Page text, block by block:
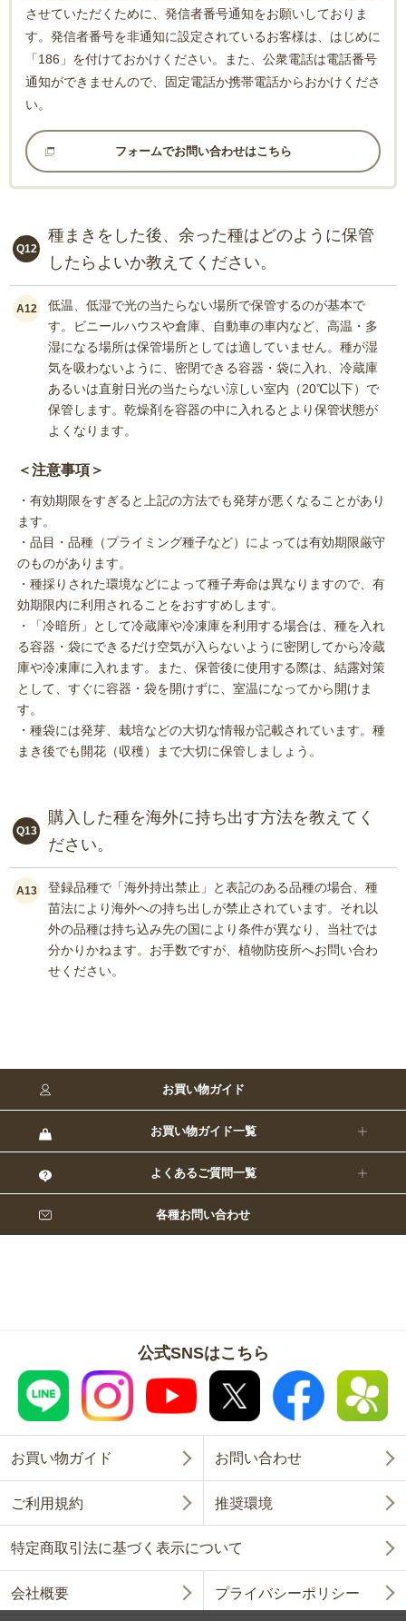
させていただくために、発信者番号通知をお願いしておりま
す。発信者番号を非通知に設定されているお客様は、はじめに
「186」を付けておかけください。また、公衆電話は電話番号
通知ができませんので、固定電話か携帯電話からおかけくださ
い。
フォームでお問い合わせはこちら
Q12
種まきをした後、余った種はどのように保管
したらよいか教えてください。
A12
低温、低湿で光の当たらない場所で保管するのが基本で
す。ビニールハウスや倉庫、自動車の車内など、高温・多
湿になる場所は保管場所としては適していません。種が湿
気を吸わないように、密閉できる容器・袋に入れ、冷蔵庫
あるいは直射日光の当たらない涼しい室内（20℃以下）で
保管します。乾燥剤を容器の中に入れるとより保管状態が
よくなります。
＜注意事項＞
・有効期限をすぎると上記の方法でも発芽が悪くなることがあり
ます。
・品目・品種（プライミング種子など）によっては有効期限厳守
のものがあります。
・種採りされた環境などによって種子寿命は異なりますので、有
効期限内に利用されることをおすすめします。
・「冷暗所」として冷蔵庫や冷凍庫を利用する場合は、種を入れ
る容器・袋にできるだけ空気が入らないように密閉してから冷蔵
庫や冷凍庫に入れます。また、保菅後に使用する際は、結露対策
として、すぐに容器・袋を開けずに、室温になってから開けま
す。
・種袋には発芽、栽培などの大切な情報が記載されています。種
まき後でも開花（収穫）まで大切に保管しましょう。
Q13
購入した種を海外に持ち出す方法を教えてく
ださい。
A13
登録品種で「海外持出禁止」と表記のある品種の場合、種
苗法により海外への持ち出しが禁止されています。それ以
外の品種は持ち込み先の国により条件が異なり、当社では
分かりかねます。お手数ですが、植物防疫所へお問い合わ
せください。
お買い物ガイド
お買い物ガイド一覧
よくあるご質問一覧
各種お問い合わせ
公式SNSはこちら
お買い物ガイド お問い合わせ
ご利用規約 推奨環境
特定商取引法に基づく表示について
会社概要 プライバシーポリシー